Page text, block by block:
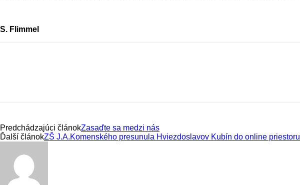
S. Flimmel
Predchádzajúci článokZasaďte sa medzi nás
Ďalší článokZŠ J.A.Komenského presunula Hviezdoslavov Kubín do online priestoru